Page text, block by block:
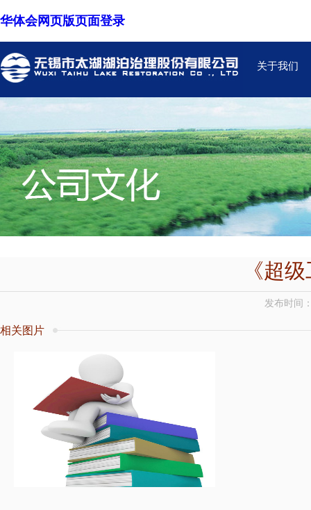
华体会网页版页面登录
关于我们
《超
发布时间
相关图片